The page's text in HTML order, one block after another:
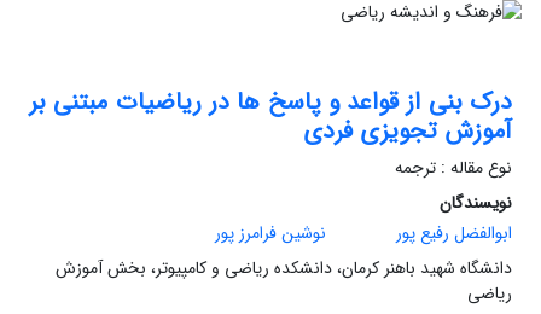
درک بنی از قواعد و پاسخ ها در ریاضیات مبتنی بر
آموزش تجویزی فردی
نوع مقاله : ترجمه
نویسندگان
ابوالفضل رفیع پور
نوشین فرامرز پور
دانشگاه شهید باهنر کرمان، دانشکده ریاضی و کامپیوتر، بخش آموزش
ریاضی